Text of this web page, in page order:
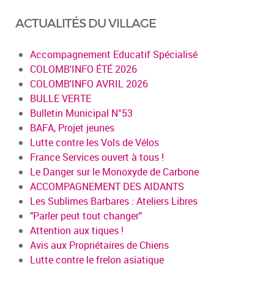
ACTUALITÉS DU VILLAGE
Accompagnement Educatif Spécialisé
COLOMB'INFO ÉTÉ 2026
COLOMB'INFO AVRIL 2026
BULLE VERTE
Bulletin Municipal N°53
BAFA, Projet jeunes
Lutte contre les Vols de Vélos
France Services ouvert à tous !
Le Danger sur le Monoxyde de Carbone
ACCOMPAGNEMENT DES AIDANTS
Les Sublimes Barbares : Ateliers Libres
"Parler peut tout changer"
Attention aux tiques !
Avis aux Propriétaires de Chiens
Lutte contre le frelon asiatique